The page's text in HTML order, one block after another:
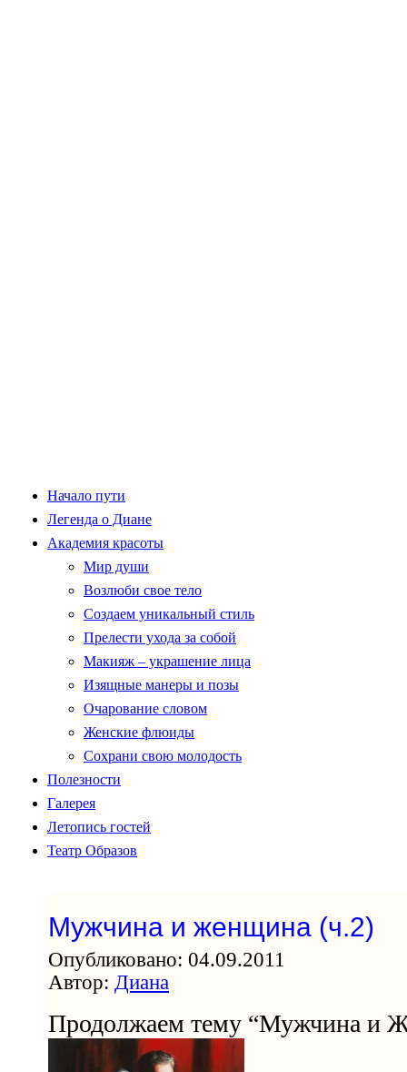
Начало пути
Легенда о Диане
Академия красоты
Мир души
Возлюби свое тело
Создаем уникальный стиль
Прелести ухода за собой
Макияж – украшение лица
Изящные манеры и позы
Очарование словом
Женские флюиды
Сохрани свою молодость
Полезности
Галерея
Летопись гостей
Театр Образов
Мужчина и женщина (ч.2)
Опубликовано: 04.09.2011
Автор: Диана
Продолжаем тему “Мужчина и